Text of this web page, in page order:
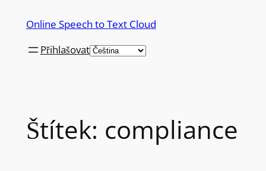
Online Speech to Text Cloud
Přihlašovat
Štítek: compliance